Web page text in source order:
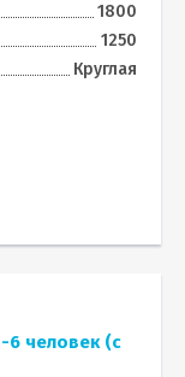
1800
1250
Круглая
6 человек (с